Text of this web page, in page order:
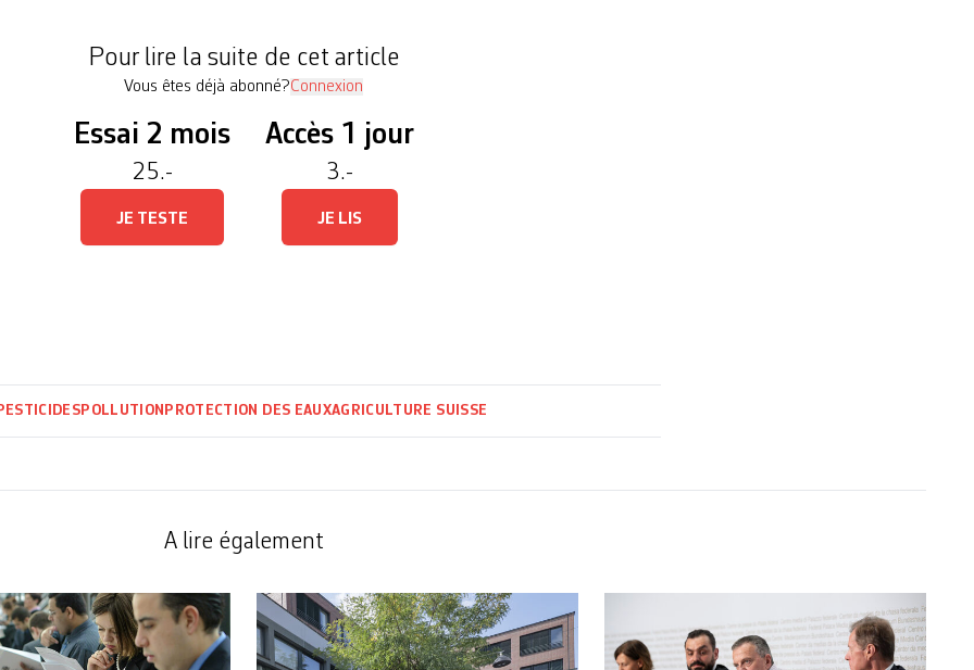
Pour lire la suite de cet article
Vous êtes déjà abonné?Connexion
Essai 2 mois
25.-
JE TESTE
Accès 1 jour
3.-
JE LIS
PESTICIDES POLLUTION PROTECTION DES EAUXAGRICULTURE SUISSE
A lire également